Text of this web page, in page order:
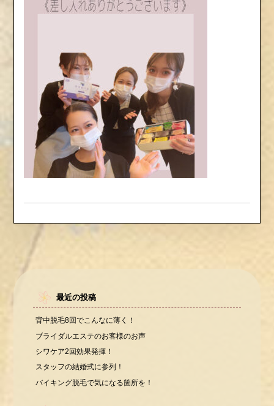
最近の投稿
背中脱毛8回でこんなに薄く！
ブライダルエステのお客様のお声
シワケア2回効果発揮！
スタッフの結婚式に参列！
バイキング脱毛で気になる箇所を！